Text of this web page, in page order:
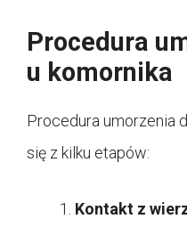
Procedura
u komornika
Procedura umorzenia
się z kilku etapów:
Kontakt z